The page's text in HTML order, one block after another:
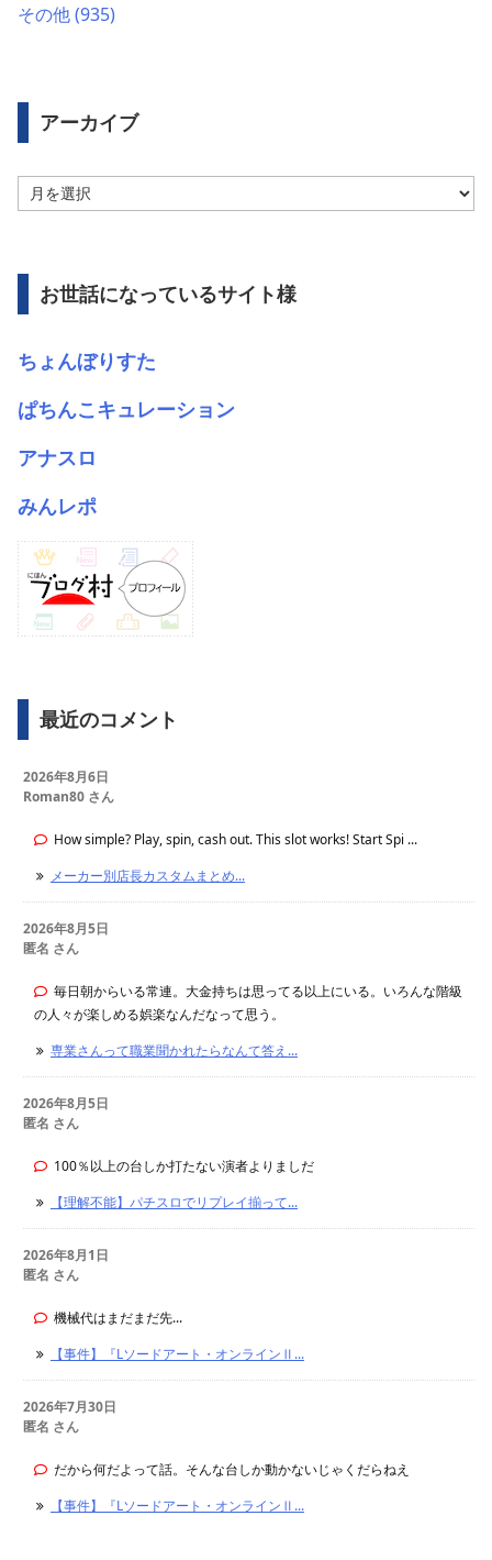
その他(935)
アーカイブ
ー
ブ
お世話になっているサイト様
ちょんぼりすた
ぱちんこキュレーション
アナスロ
みんレポ
最近のコメント
2026年8月6日
Roman80 さん
How simple? Play, spin, cash out. This slot works! Start Spi ...
メーカー別店長カスタムまとめ...
2026年8月5日
匿名 さん
毎日朝からいる常連。大金持ちは思ってる以上にいる。いろんな階級
の人々が楽しめる娯楽なんだなって思う。
専業さんって職業聞かれたらなんて答え...
2026年8月5日
匿名 さん
100％以上の台しか打たない演者よりましだ
【理解不能】パチスロでリプレイ揃って...
2026年8月1日
匿名 さん
機械代はまだまだ先...
【事件】『Lソードアート・オンラインⅡ...
2026年7月30日
匿名 さん
だから何だよって話。そんな台しか動かないじゃくだらねえ
【事件】『Lソードアート・オンラインⅡ...